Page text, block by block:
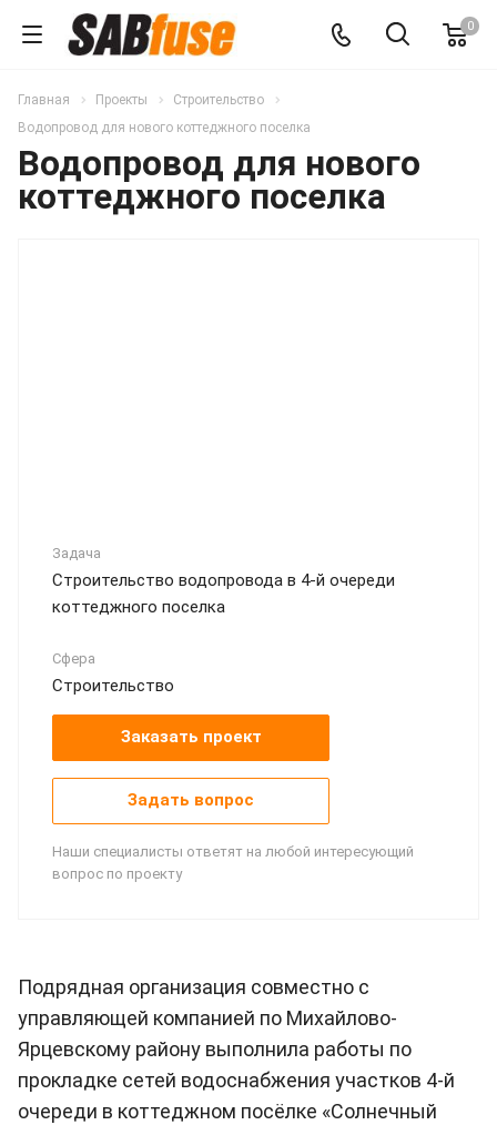
0
Главная Проекты
Строительство
Водопровод для нового коттеджного поселка
Водопровод для нового
коттеджного поселка
Задача
Строительство водопровода в 4-й очереди
коттеджного поселка
Сфера
Строительство
Заказать проект
Задать вопрос
Наши специалисты ответят на любой интересующий
вопрос по проекту
Подрядная организация совместно с
управляющей компанией по Михайлово-
Ярцевскому району выполнила работы по
прокладке сетей водоснабжения участков 4-й
очереди в коттеджном посёлке «Солнечный